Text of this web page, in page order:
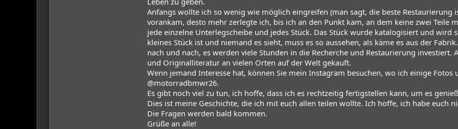
Anfangs wollte ich so wenig wie möglich eingreifen (man sagt, die beste Restaurierung
vorankam, desto mehr zerlegte ich, bis ich an den Punkt kam, an dem keine zwei Teile
jede einzelne Unterlegscheibe und jedes Stück. Das Stück wurde katalogisiert und
kleines Stück ist und niemand es sieht, muss es so aussehen, als käme es aus der
nach und nach, es werden viele Stunden in die Recherche und Restaurierung investiert.
und Originalliteratur an vielen Orten auf der Welt gekauft.
Wenn jemand Interesse hat, können Sie mein Instagram besuchen, wo ich einige Fotos
@motorradbmwr26.
Es gibt noch viel zu tun, ich hoffe, dass ich es rechtzeitig fertigstellen kann, um es
Dies ist meine Geschichte, die ich mit euch allen teilen wollte. Ich hoffe, ich habe euch
Die Fragen werden bald kommen.
Grüße an alle!